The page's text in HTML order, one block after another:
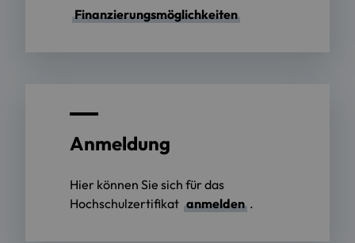
Finanzierungsmöglichkeiten
Anmeldung
Hier können Sie sich für das
Hochschulzertifikat anmelden .